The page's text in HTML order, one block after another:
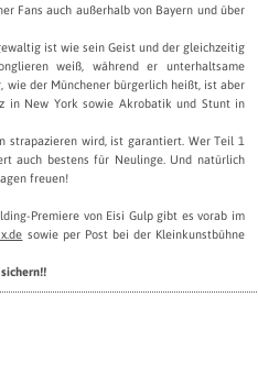
Fans auch außerhalb von Bayern und über
ist wie sein Geist und der gleichzeitig
weiß, während er unterhaltsame
wie der Münchener bürgerlich heißt, ist aber
in New York sowie Akrobatik und Stunt in
strapazieren wird, ist garantiert. Wer Teil 1
auch bestens für Neulinge. Und natürlich
freuen!
Premiere von Eisi Gulp gibt es vorab im
sowie per Post bei der Kleinkunstbühne